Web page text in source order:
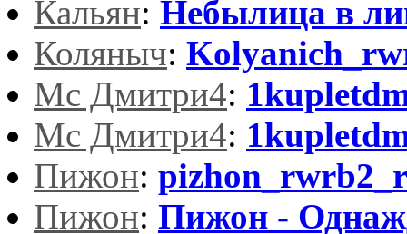
Кальян: Небылица в
Коляныч:
Мс Дмитри4:
Мс Дмитри4:
Пижон:
Пижон: Пижон -